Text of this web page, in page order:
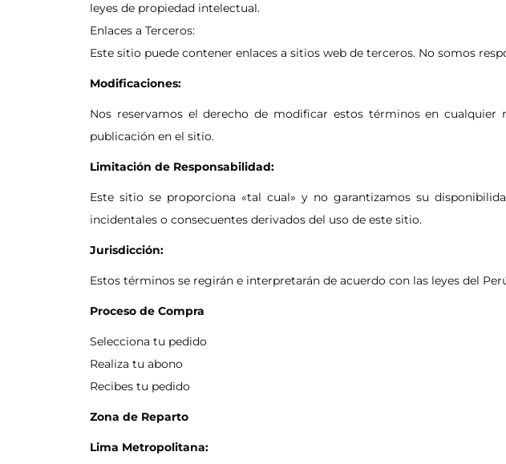
leyes de propiedad intelectual.
Enlaces a Terceros:
Este sitio puede contener enlaces a sitios web de terceros. No somos
Modificaciones:
Nos reservamos el derecho de modificar estos términos en
publicación en el sitio.
Limitación de Responsabilidad:
Este sitio se proporciona «tal cual» y no garantizamos su
incidentales o consecuentes derivados del uso de este sitio.
Jurisdicción:
Estos términos se regirán e interpretarán de acuerdo con las leyes del
Proceso de Compra
Selecciona tu pedido
Realiza tu abono
Recibes tu pedido
Zona de Reparto
Lima Metropolitana: